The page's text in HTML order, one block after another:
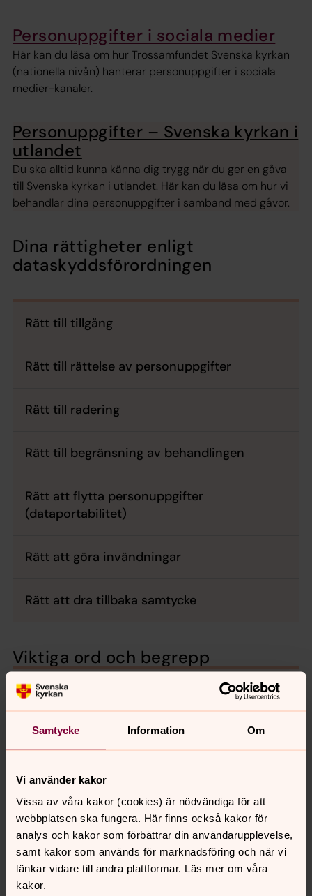
Samtycke Information Om
Vi använder kakor
Vissa av våra kakor (cookies) är nödvändiga för att
webbplatsen ska fungera. Här finns också kakor för
analys och kakor som förbättrar din användarupplevelse,
samt kakor som används för marknadsföring och när vi
länkar vidare till andra plattformar. Läs mer om våra
kakor.
Personuppgifter i sociala medier
Här kan du läsa om hur Trossamfundet Svenska kyrkan
(nationella nivån) hanterar personuppgifter i sociala
medier-kanaler.
Personuppgifter – Svenska kyrkan i
utlandet
Du ska alltid kunna känna dig trygg när du ger en gåva
till Svenska kyrkan i utlandet. Här kan du läsa om hur vi
behandlar dina personuppgifter i samband med gåvor.
Dina rättigheter enligt
dataskyddsförordningen
Rätt till tillgång
Rätt till rättelse av personuppgifter
Rätt till radering
Rätt till begränsning av behandlingen
Rätt att flytta personuppgifter
(dataportabilitet)
Rätt att göra invändningar
Rätt att dra tillbaka samtycke
Viktiga ord och begrepp
Behandling av personuppgifter
Kyrkouppgifter
Utträdda medlemmar
Avregistrerade medlemmar
Antecknad i avvaktan på dop